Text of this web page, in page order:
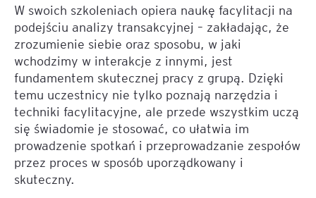
W swoich szkoleniach opiera naukę facylitacji na
podejściu analizy transakcyjnej – zakładając, że
zrozumienie siebie oraz sposobu, w jaki
wchodzimy w interakcje z innymi, jest
fundamentem skutecznej pracy z grupą. Dzięki
temu uczestnicy nie tylko poznają narzędzia i
techniki facylitacyjne, ale przede wszystkim uczą
się świadomie je stosować, co ułatwia im
prowadzenie spotkań i przeprowadzanie zespołów
przez proces w sposób uporządkowany i
skuteczny.